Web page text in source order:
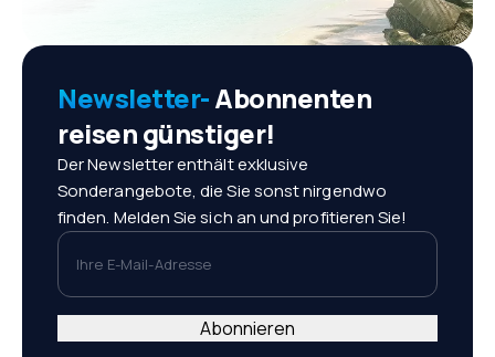
Newsletter-Abonnenten
reisen günstiger!
Der Newsletter enthält exklusive
Sonderangebote, die Sie sonst nirgendwo
finden. Melden Sie sich an und profitieren Sie!
Ihre E-Mail-Adresse
Abonnieren